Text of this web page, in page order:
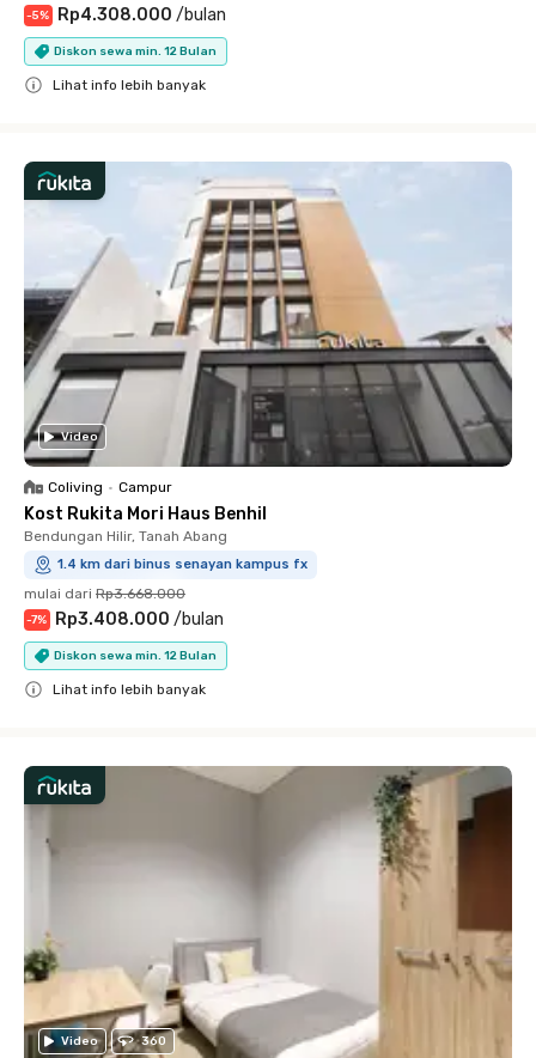
-5% Rp4.308.000 /bulan
Diskon sewa min. 12 Bulan
Lihat info lebih banyak
Video
Coliving • Campur
Kost Rukita Mori Haus Benhil
Bendungan Hilir, Tanah Abang
1.4 km dari binus senayan kampus fx
mulai dari Rp3.668.000
-7% Rp3.408.000 /bulan
Diskon sewa min. 12 Bulan
Lihat info lebih banyak
Video 360